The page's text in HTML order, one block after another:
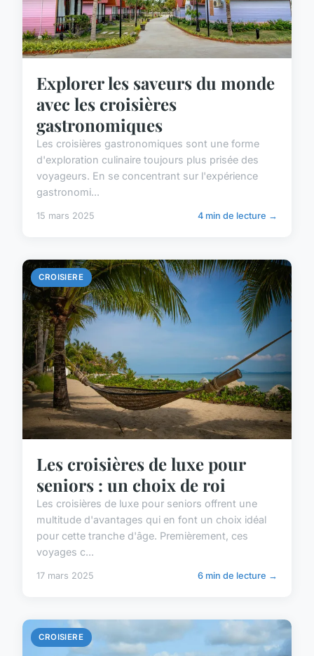
Explorer les saveurs du monde
avec les croisières
gastronomiques
Les croisières gastronomiques sont une forme
d'exploration culinaire toujours plus prisée des
voyageurs. En se concentrant sur l'expérience
gastronomi...
15 mars 2025 4 min de lecture →
CROISIERE
Les croisières de luxe pour
seniors : un choix de roi
Les croisières de luxe pour seniors offrent une
multitude d'avantages qui en font un choix idéal
pour cette tranche d'âge. Premièrement, ces
voyages c...
17 mars 2025 6 min de lecture →
CROISIERE